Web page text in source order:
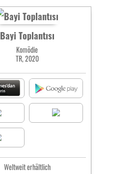
Bayi Toplantısı
Komödie
TR, 2020
Weltweit erhältlich